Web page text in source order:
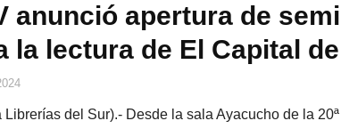
anunció apertura de
la lectura de El Capital
Librerías del Sur).- Desde la sala Ayacucho de la